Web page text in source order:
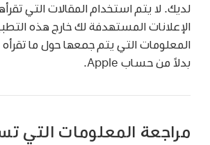
لديك. لا يتم استخدام المقالات التي
الإعلانات المستهدفة لك خارج هذه
المعلومات التي يتم جمعها حول ما
بدلاً من حساب Apple.
مراجعة المعلومات التي